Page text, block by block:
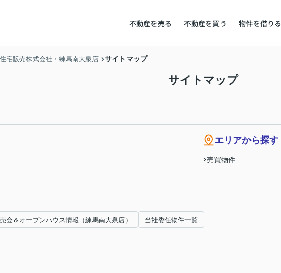
不動産を売る 不動産を買う 物件を借りる
宅販売株式会社・練馬南大泉店 サイトマップ
サイトマップ
エリアから探す
売買物件
会＆オープンハウス情報（練馬南大泉店） 当社委任物件一覧